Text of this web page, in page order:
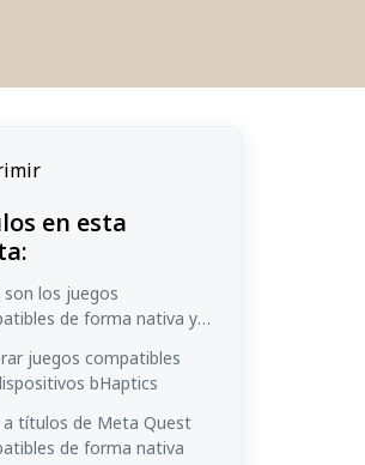
en esta
son los juegos
de forma nativa y
juegos compatibles
bHaptics
a títulos de Meta Quest
de forma nativa